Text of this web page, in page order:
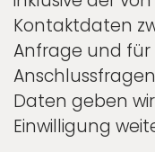
Kontaktdaten
Anfrage und für
Daten geben
Einwilligung